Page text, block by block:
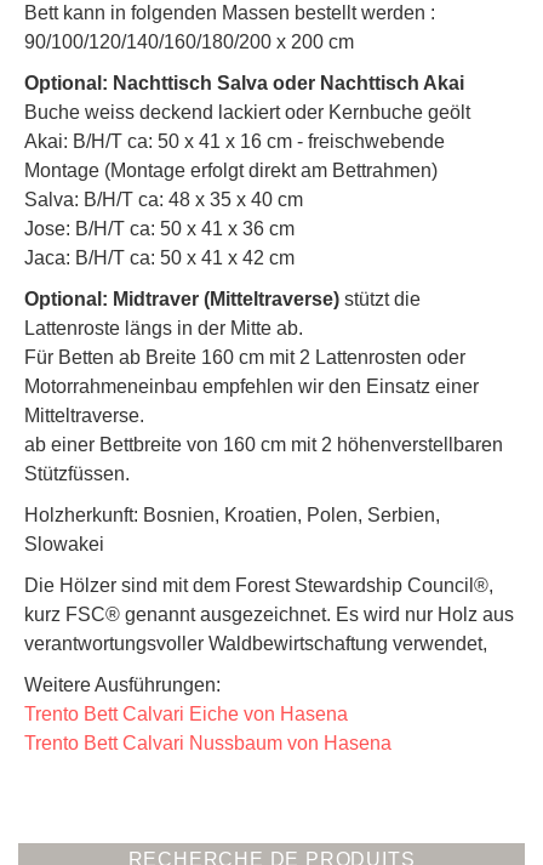
Bett kann in folgenden Massen bestellt werden :
90/100/120/140/160/180/200 x 200 cm
Optional: Nachttisch Salva oder Nachttisch Akai
Buche weiss deckend lackiert oder Kernbuche geölt
Akai: B/H/T ca: 50 x 41 x 16 cm - freischwebende
Montage (Montage erfolgt direkt am Bettrahmen)
Salva: B/H/T ca: 48 x 35 x 40 cm
Jose: B/H/T ca: 50 x 41 x 36 cm
Jaca: B/H/T ca: 50 x 41 x 42 cm
Optional: Midtraver (Mitteltraverse) stützt die
Lattenroste längs in der Mitte ab.
Für Betten ab Breite 160 cm mit 2 Lattenrosten oder
Motorrahmeneinbau empfehlen wir den Einsatz einer
Mitteltraverse.
ab einer Bettbreite von 160 cm mit 2 höhenverstellbaren
Stützfüssen.
Holzherkunft: Bosnien, Kroatien, Polen, Serbien,
Slowakei
Die Hölzer sind mit dem Forest Stewardship Council®,
kurz FSC® genannt ausgezeichnet. Es wird nur Holz aus
verantwortungsvoller Waldbewirtschaftung verwendet,
Weitere Ausführungen:
Trento Bett Calvari Eiche von Hasena
Trento Bett Calvari Nussbaum von Hasena
RECHERCHE DE PRODUITS